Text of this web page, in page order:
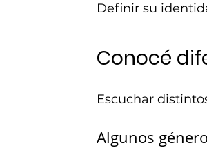
Definir su
Conocé
Escuchar
Algunos